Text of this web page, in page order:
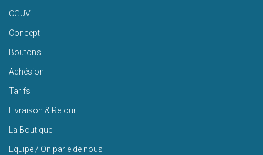
CGUV
Concept
Boutons
Adhésion
Tarifs
Livraison & Retour
La Boutique
Equipe / On parle de nous